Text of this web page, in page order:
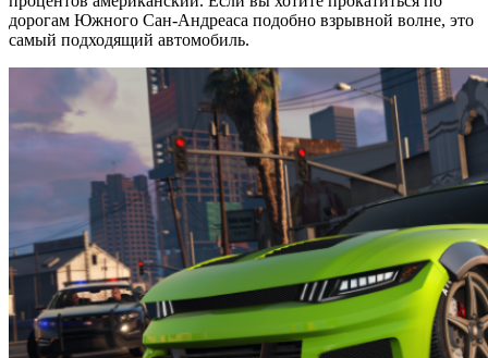
дорогам Южного Сан-Андреаса подобно взрывной волне, это
самый подходящий автомобиль.